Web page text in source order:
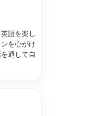
語を楽し
を心がけ
通して自